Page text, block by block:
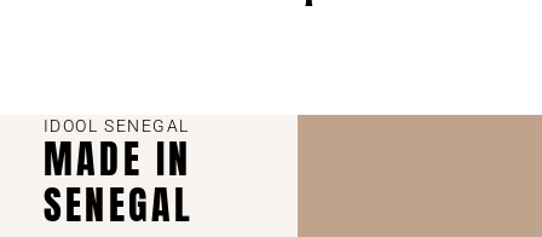
IDOOL SENEGAL
MADE IN
SENEGAL